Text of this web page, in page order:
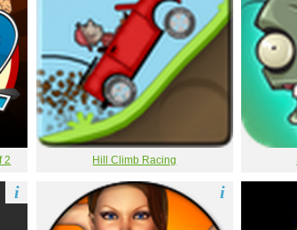
2 Hill Climb Racing
i i